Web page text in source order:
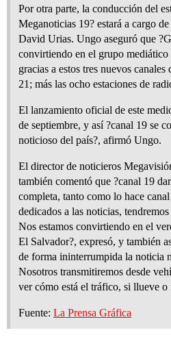
Por otra parte, la conducción del
Meganoticias 19? estará a cargo
David Urias. Ungo aseguró que
convirtiendo en el grupo mediático
gracias a estos tres nuevos
21; más las ocho estaciones de
El lanzamiento oficial de este
de septiembre, y así ?canal 19 se
noticioso del país?, afirmó Ungo.
El director de noticieros
también comentó que ?canal 19
completa, tanto como lo hace
dedicados a las noticias,
Nos estamos convirtiendo en el
El Salvador?, expresó, y también
de forma ininterrumpida la noticia
Nosotros transmitiremos desde
ver cómo está el tráfico, si llueve o
Fuente: La Prensa Gráfica